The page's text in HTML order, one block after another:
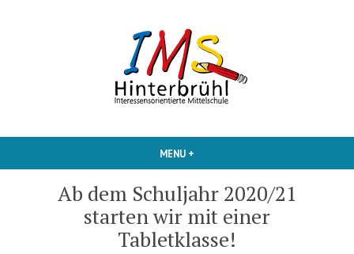
IMS Hinterbruehl
MENU +
Ab dem Schuljahr 2020/21
starten wir mit einer
Tabletklasse!